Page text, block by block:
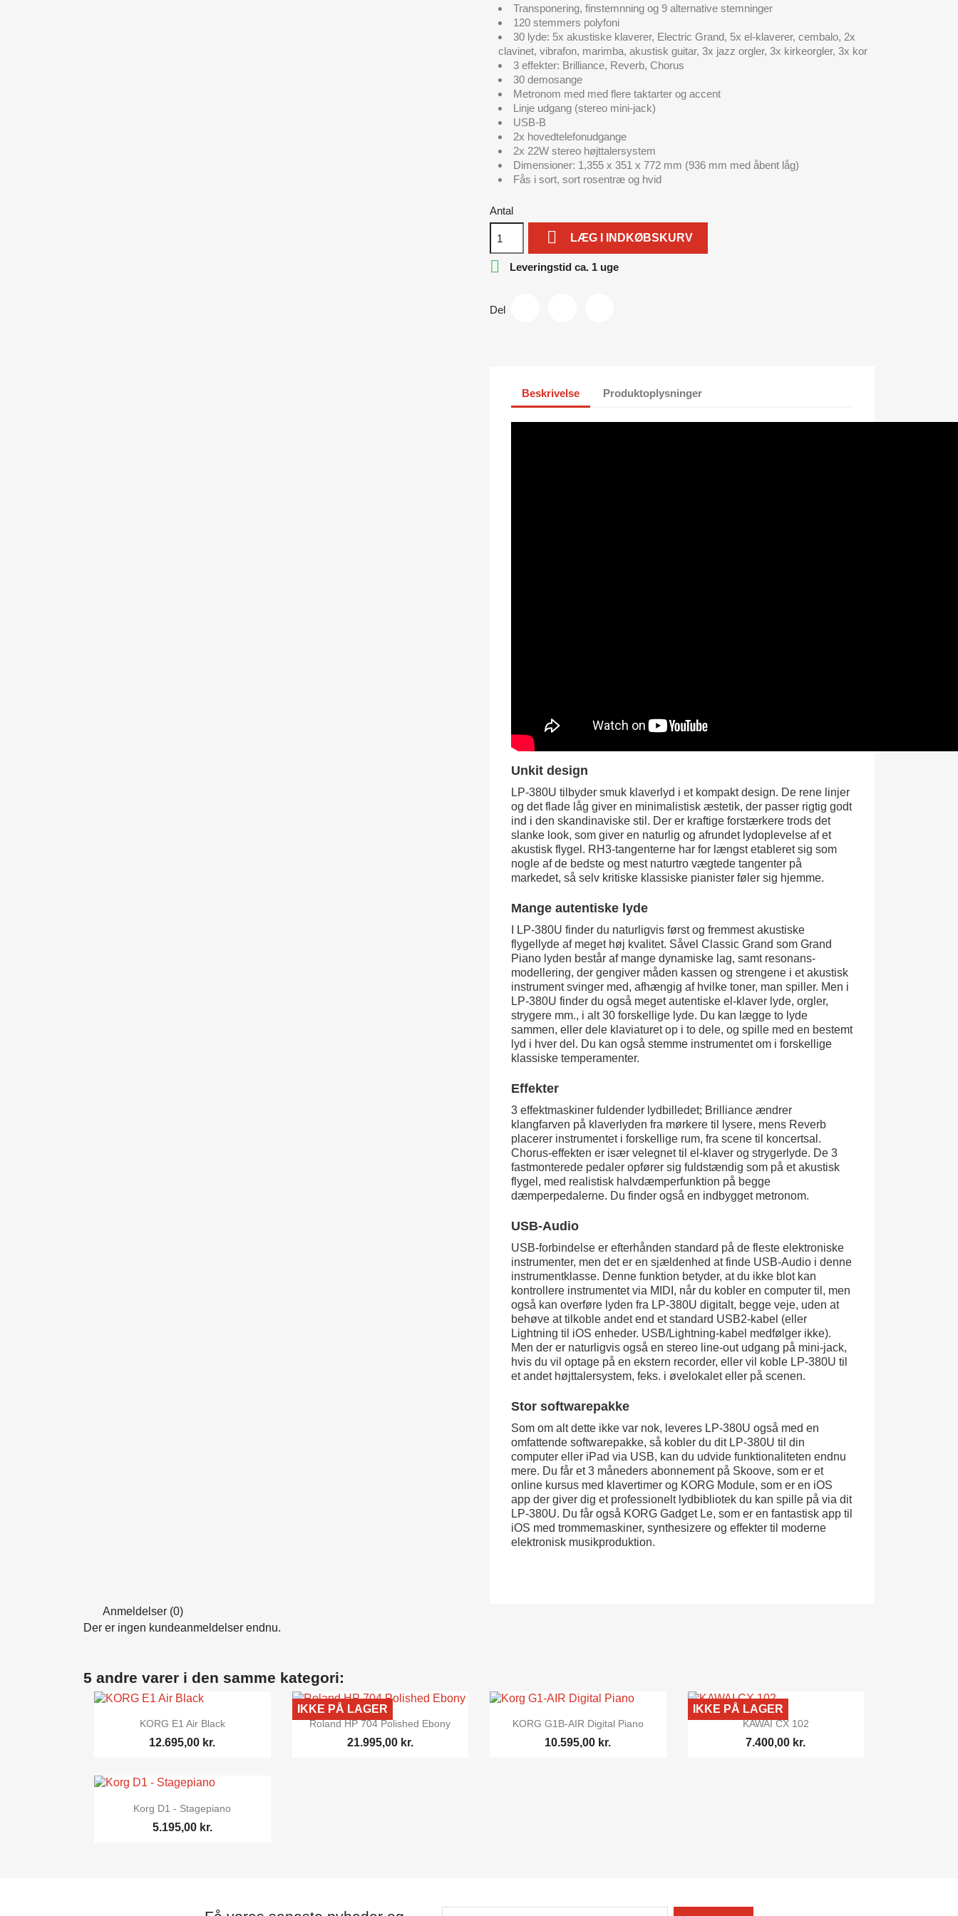
Transponering, finstemnning og 9 alternative stemninger
120 stemmers polyfoni
30 lyde: 5x akustiske klaverer, Electric Grand, 5x el-klaverer, cembalo, 2x
clavinet, vibrafon, marimba, akustisk guitar, 3x jazz orgler, 3x kirkeorgler, 3x kor
3 effekter: Brilliance, Reverb, Chorus
30 demosange
Metronom med med flere taktarter og accent
Linje udgang (stereo mini-jack)
USB-B
2x hovedtelefonudgange
2x 22W stereo højttalersystem
Dimensioner: 1,355 x 351 x 772 mm (936 mm med åbent låg)
Fås i sort, sort rosentræ og hvid
Antal
 LÆG I INDKØBSKURV
 Leveringstid ca. 1 uge
Del
Beskrivelse Produktoplysninger
Unkit design
LP-380U tilbyder smuk klaverlyd i et kompakt design. De rene linjer
og det flade låg giver en minimalistisk æstetik, der passer rigtig godt
ind i den skandinaviske stil. Der er kraftige forstærkere trods det
slanke look, som giver en naturlig og afrundet lydoplevelse af et
akustisk flygel. RH3-tangenterne har for længst etableret sig som
nogle af de bedste og mest naturtro vægtede tangenter på
markedet, så selv kritiske klassiske pianister føler sig hjemme.
Mange autentiske lyde
I LP-380U finder du naturligvis først og fremmest akustiske
flygellyde af meget høj kvalitet. Såvel Classic Grand som Grand
Piano lyden består af mange dynamiske lag, samt resonans-
modellering, der gengiver måden kassen og strengene i et akustisk
instrument svinger med, afhængig af hvilke toner, man spiller. Men i
LP-380U finder du også meget autentiske el-klaver lyde, orgler,
strygere mm., i alt 30 forskellige lyde. Du kan lægge to lyde
sammen, eller dele klaviaturet op i to dele, og spille med en bestemt
lyd i hver del. Du kan også stemme instrumentet om i forskellige
klassiske temperamenter.
Effekter
3 effektmaskiner fuldender lydbilledet; Brilliance ændrer
klangfarven på klaverlyden fra mørkere til lysere, mens Reverb
placerer instrumentet i forskellige rum, fra scene til koncertsal.
Chorus-effekten er især velegnet til el-klaver og strygerlyde. De 3
fastmonterede pedaler opfører sig fuldstændig som på et akustisk
flygel, med realistisk halvdæmperfunktion på begge
dæmperpedalerne. Du finder også en indbygget metronom.
USB-Audio
USB-forbindelse er efterhånden standard på de fleste elektroniske
instrumenter, men det er en sjældenhed at finde USB-Audio i denne
instrumentklasse. Denne funktion betyder, at du ikke blot kan
kontrollere instrumentet via MIDI, når du kobler en computer til, men
også kan overføre lyden fra LP-380U digitalt, begge veje, uden at
behøve at tilkoble andet end et standard USB2-kabel (eller
Lightning til iOS enheder. USB/Lightning-kabel medfølger ikke).
Men der er naturligvis også en stereo line-out udgang på mini-jack,
hvis du vil optage på en ekstern recorder, eller vil koble LP-380U til
et andet højttalersystem, feks. i øvelokalet eller på scenen.
Stor softwarepakke
Som om alt dette ikke var nok, leveres LP-380U også med en
omfattende softwarepakke, så kobler du dit LP-380U til din
computer eller iPad via USB, kan du udvide funktionaliteten endnu
mere. Du får et 3 måneders abonnement på Skoove, som er et
online kursus med klavertimer og KORG Module, som er en iOS
app der giver dig et professionelt lydbibliotek du kan spille på via dit
LP-380U. Du får også KORG Gadget Le, som er en fantastisk app til
iOS med trommemaskiner, synthesizere og effekter til moderne
elektronisk musikproduktion.
Anmeldelser (0)
Der er ingen kundeanmeldelser endnu.
5 andre varer i den samme kategori:
 Vis her
KORG E1 Air Black
12.695,00 kr.
 Vis her
Roland HP 704 Polished Ebony
21.995,00 kr.
IKKE PÅ LAGER
 Vis her
KORG G1B-AIR Digital Piano
10.595,00 kr.
 Vis her
KAWAI CX 102
7.400,00 kr.
IKKE PÅ LAGER
 Vis her
Korg D1 - Stagepiano
5.195,00 kr.